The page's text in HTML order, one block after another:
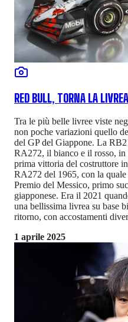
RED BULL, TORNA LA
Tra le più belle livree viste
non poche variazioni quello
del GP del Giappone. La
RA272, il bianco e il rosso, in
prima vittoria del costruttore
RA272 del 1965, con la
Premio del Messico, primo
giapponese. Era il 2021
una bellissima livrea su base
ritorno, con accostamenti
1 aprile 2025